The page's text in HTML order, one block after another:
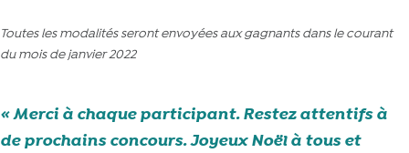
Toutes les modalités seront envoyées aux gagnants dans le courant
du mois de janvier 2022
Merci à chaque participant. Restez attentifs à
de prochains concours. Joyeux Noël à tous et